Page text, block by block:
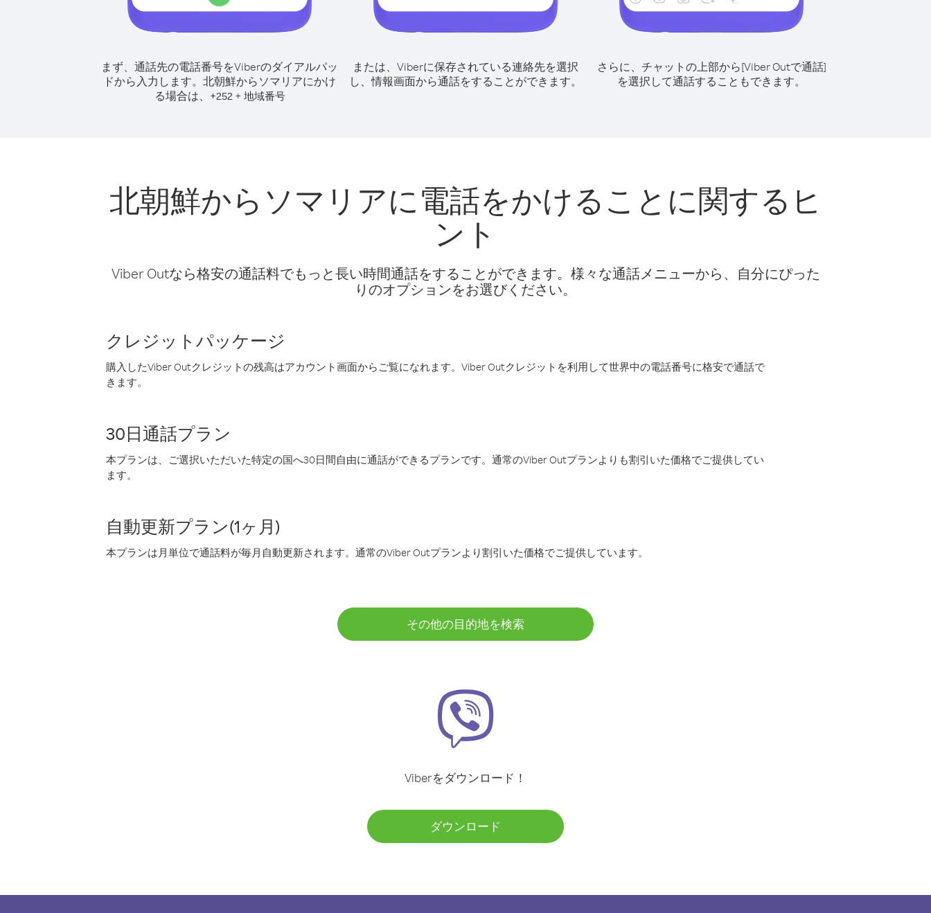
まず、通話先の電話番号をViberのダイアルパッ
ドから入力します。 北朝鮮からソマリアにかけ
る場合は、
+252+ 地域番号
または、Viberに保存されている連絡先を選択
し、情報画面から通話をすることができます。
さらに、チャットの上部から[Viber Outで通話]
を選択して通話することもできます。
北朝鮮からソマリアに電話をかけることに関するヒ
ント
Viber Outなら格安の通話料でもっと長い時間通話をすることができます。様々な通話メニューから、自分にぴった
りのオプションをお選びください。
クレジットパッケージ
購入したViber Outクレジットの残高はアカウント画面からご覧になれます。Viber Outクレジットを利用して世界中の電話番号に格安で通話で
きます。
30日通話プラン
本プランは、ご選択いただいた特定の国へ30日間自由に通話ができるプランです。通常のViber Outプランよりも割引いた価格でご提供してい
ます。
自動更新プラン(1ヶ月)
本プランは月単位で通話料が毎月自動更新されます。通常のViber Outプランより割引いた価格でご提供しています。
その他の目的地を検索
Viberをダウンロード！
ダウンロード